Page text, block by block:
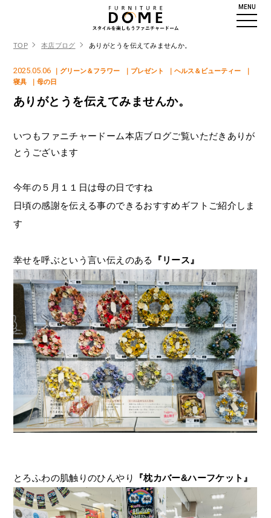
MENU
TOP 本店ブログ ありがとうを伝えてみませんか。
2025.05.06 ｜グリーン＆フラワー ｜プレゼント ｜ヘルス＆ビューティー
｜
寝具
｜母の日
ありがとうを伝えてみませんか。
いつもファニチャードーム本店ブログご覧いただきありが
とうございます
今年の５月１１日は母の日ですね
日頃の感謝を伝える事のできるおすすめギフトご紹介しま
す
幸せを呼ぶという言い伝えのある 『リース』
とろふわの肌触りのひんやり 『枕カバー&ハーフケット』